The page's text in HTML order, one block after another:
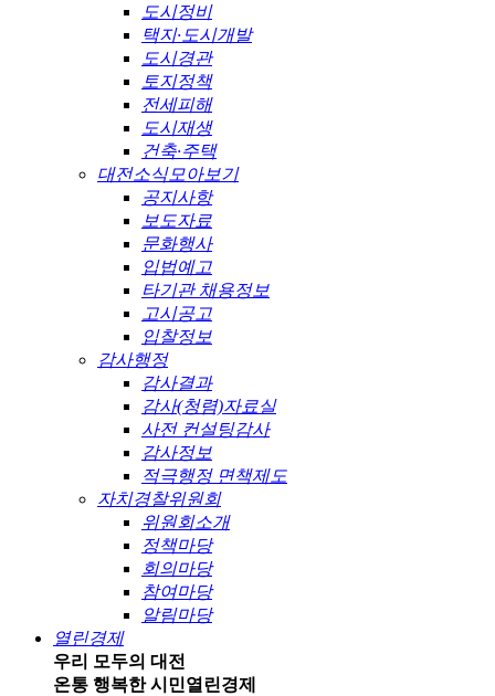
도시정비
택지·도시개발
도시경관
토지정책
전세피해
도시재생
건축·주택
대전소식모아보기
공지사항
보도자료
문화행사
입법예고
타기관 채용정보
고시공고
입찰정보
감사행정
감사결과
감사(청렴)자료실
사전 컨설팅감사
감사정보
적극행정 면책제도
자치경찰위원회
위원회소개
정책마당
회의마당
참여마당
알림마당
열린경제
우리 모두의 대전
온통 행복한 시민열린경제